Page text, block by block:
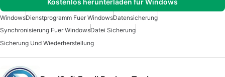
Kostenlos herunterladen für Windows
WindowsDienstprogramm Fuer WindowsDatensicherung
Synchronisierung Fuer WindowsDatei Sicherung
Sicherung Und Wiederherstellung